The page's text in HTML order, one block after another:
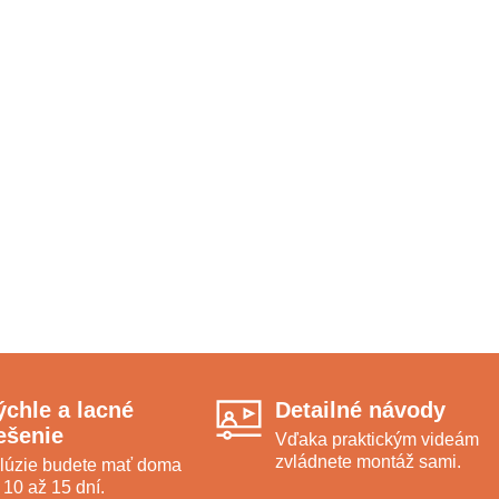
a lacné
budete mať doma
10 až 15 dní.
Detailné návody
Vďaka praktickým videám
zvládnete montáž sami.